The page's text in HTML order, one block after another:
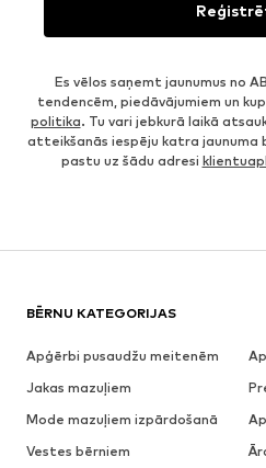
Es vēlos saņemt jaunumus no
tendencēm, piedāvājumiem un
politika. Tu vari jebkurā laikā
atteikšanās iespēju katra
pastu uz šādu adresi
BĒRNU KATEGORIJAS
Apģērbi pusaudžu meitenēm
Jakas mazuļiem
Mode mazuļiem izpārdošanā
Vestes bērniem